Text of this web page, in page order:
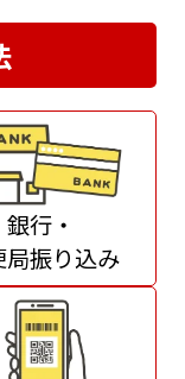
銀行・
局振り込み